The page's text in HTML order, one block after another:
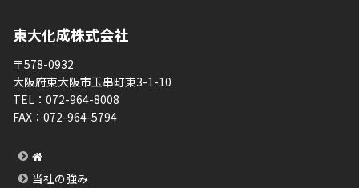
東大化成株式会社
〒578-0932
大阪府東大阪市玉串町東3-1-10
TEL： 072-964-8008
FAX： 072-964-5794
当社の強み